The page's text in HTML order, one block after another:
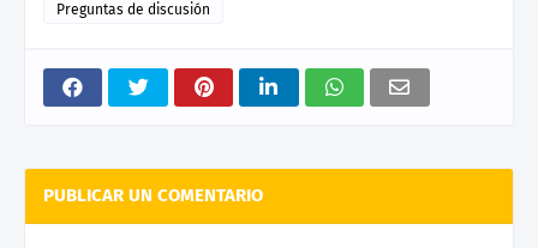
Preguntas de discusión
PUBLICAR UN COMENTARIO